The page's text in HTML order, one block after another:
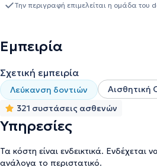
Την περιγραφή επιμελείται η ομάδα
Εμπειρία
Σχετική εμπειρία
Λεύκανση δοντιών
Αισθητική
321 συστάσεις ασθενών
Υπηρεσίες
Τα κόστη είναι ενδεικτικά.
ανάλογα το περιστατικό.